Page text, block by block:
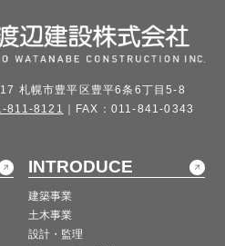
札幌市豊平区豊平6条6丁目5-8
811-8121 ｜FAX：011-841-0343
INTRODUCE
建築事業
土木事業
設計・監理